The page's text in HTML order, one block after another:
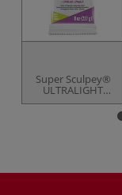
Super Sculpey®
ULTRALIGHT
Modelliermasse